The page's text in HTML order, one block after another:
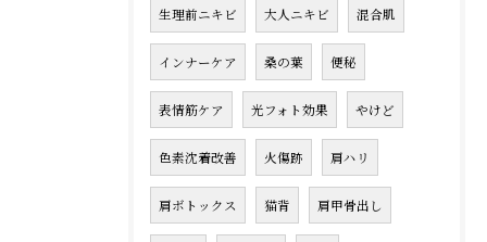
生理前ニキビ 大人ニキビ 混合肌
インナーケア 桑の葉 便秘
表情筋ケア 光フォト効果 やけど
色素沈着改善 火傷跡 肩ハリ
肩ボトックス 猫背 肩甲骨出し